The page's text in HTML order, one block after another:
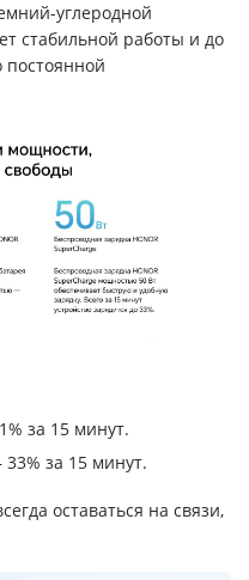
углеродной
стабильной работы и до
постоянной
за 15 минут.
за 15 минут.
оставаться на связи,